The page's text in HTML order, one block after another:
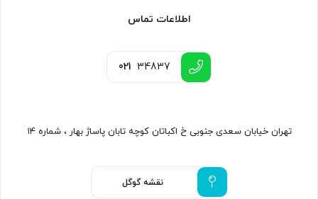
اطلاعات تماس
021 34837
تهران خیابان سعدی جنوبی خ اکباتان کوچه تابان پاساژ بهار ، شماره ۱۴
نقشه گوگل